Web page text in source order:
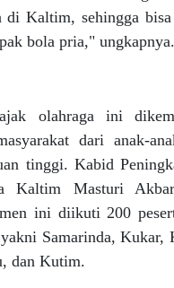
di Kaltim, sehingga
bola pria," ungkapnya.
olahraga ini
dari anak-
tinggi. Kabid
Kaltim Masturi
ini diikuti 200
Samarinda, Kukar,
dan Kutim.